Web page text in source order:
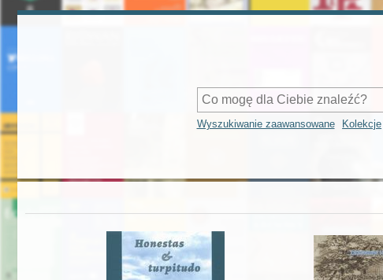
Wyszukiwanie zaawansowane Kolekcje